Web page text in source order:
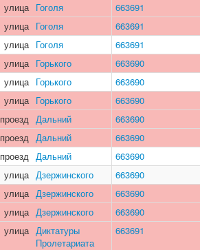
улица Гоголя
663691
улица Гоголя
663691
улица Гоголя
663691
улица Горького
663690
улица Горького
663690
улица Горького
663690
проезд Дальний
663690
проезд Дальний
663690
проезд Дальний
663690
улица Дзержинского
663690
улица Дзержинского
663690
улица Дзержинского
663690
улица Диктатуры
Пролетариата
663691